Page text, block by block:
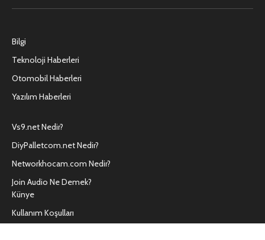
(Twitter)
Bilgi
Teknoloji Haberleri
Otomobil Haberleri
Yazılım Haberleri
Vs9.net Nedir?
DiyPalletcom.net Nedir?
Networkhocam.com Nedir?
Join Audio Ne Demek?
Künye
Kullanım Koşulları